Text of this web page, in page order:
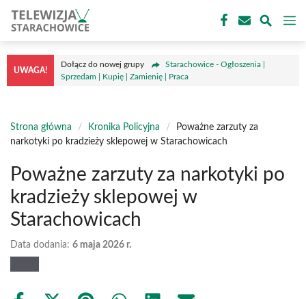
treści
UWAGA!
Dołącz do nowej grupy
Starachowice - Ogłoszenia |
Sprzedam | Kupię | Zamienię | Praca
Strona główna / Kronika Policyjna /
Poważne zarzuty za
narkotyki po kradzieży sklepowej w Starachowicach
Poważne zarzuty za narkotyki po
kradzieży sklepowej w
Starachowicach
Data dodania: 6 maja 2026 r.